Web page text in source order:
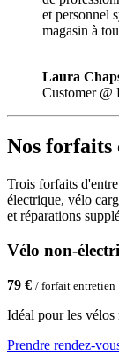
et personnel
magasin à
Laura
Customer @
Nos forfaits
Trois forfaits
électrique, vélo
et réparations
Vélo non-
79 € / forfait entretien
Idéal pour les vélos
Prendre rendez-